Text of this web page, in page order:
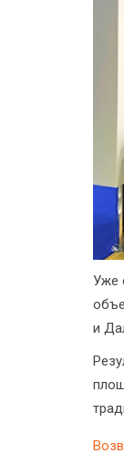
Уже
и